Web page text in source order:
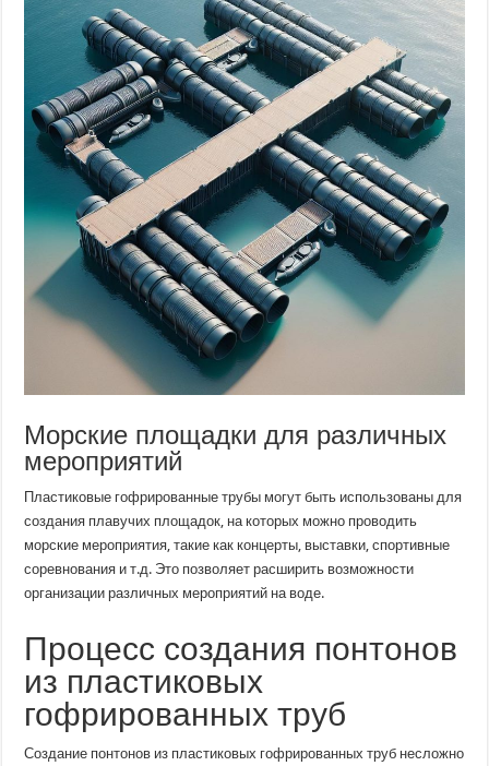
Морские площадки для различных
мероприятий
Пластиковые гофрированные трубы могут быть использованы для
создания плавучих площадок, на которых можно проводить
морские мероприятия, такие как концерты, выставки, спортивные
соревнования и т.д. Это позволяет расширить возможности
организации различных мероприятий на воде.
Процесс создания понтонов
из пластиковых
гофрированных труб
Создание понтонов из пластиковых гофрированных труб несложно